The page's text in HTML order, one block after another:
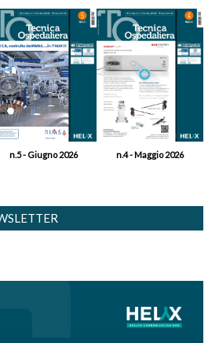
n.5 - Giugno 2026 n.4 - Maggio 2026